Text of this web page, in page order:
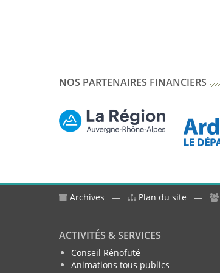
NOS PARTENAIRES FINANCIERS
Archives — Plan du site —
ACTIVITÉS & SERVICES
Conseil Rénofuté
Animations tous publics